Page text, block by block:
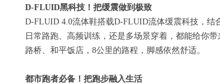
D-FLUID黑科技！把缓震做到极致
D-FLUID 4.0流体鞋搭载D-FLUID流体缓震科技，
日常路跑、高频训练，还是多场景穿着，都能给你
路桥、和平饭店，8公里的路程，脚感依然舒适。
都市跑者必备！把跑步融入生活